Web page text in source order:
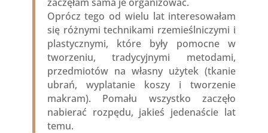
Oprócz tego od wielu lat interesowałam
się różnymi technikami rzemieślniczymi i
plastycznymi, które były pomocne w
tworzeniu, tradycyjnymi metodami,
przedmiotów na własny użytek (tkanie
ubrań, wyplatanie koszy i tworzenie
makram). Pomału wszystko zaczęło
nabierać rozpędu, jakieś jedenaście lat
temu.